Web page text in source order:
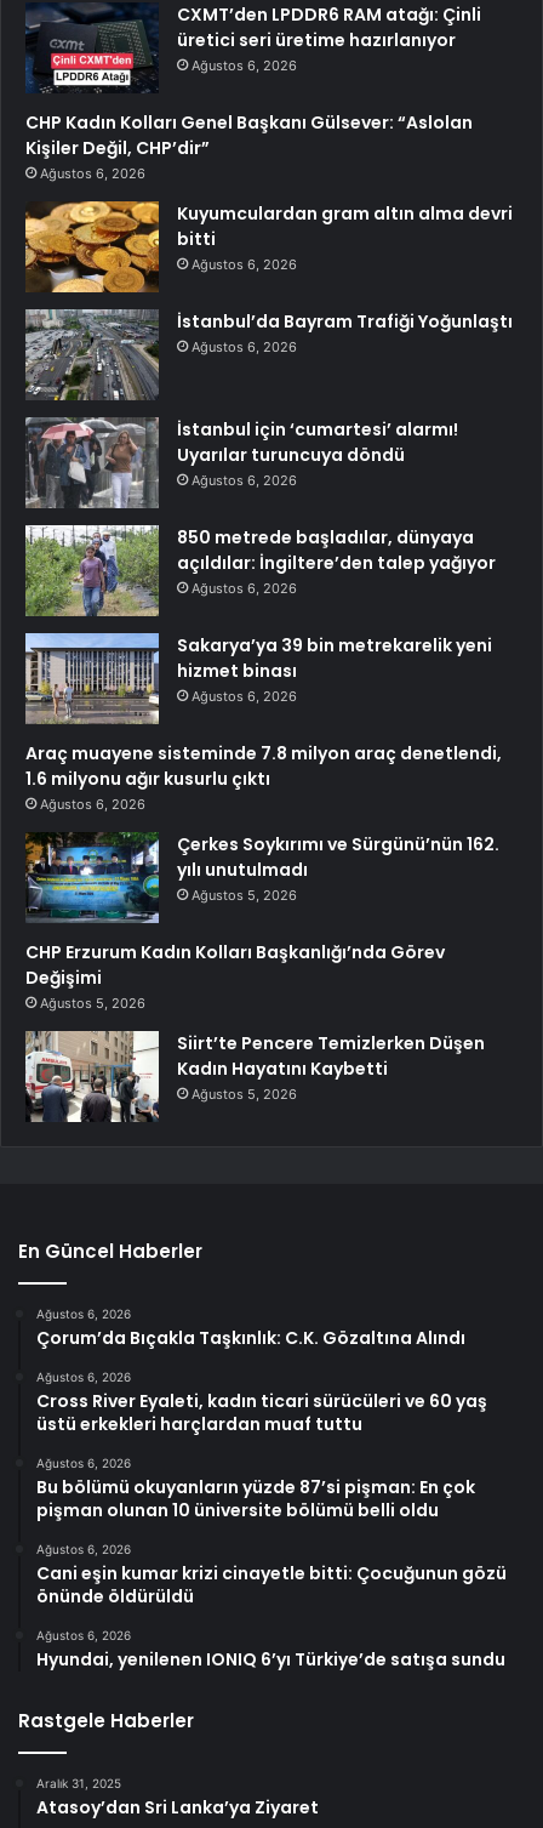
CXMT’den LPDDR6 RAM atağı: Çinli
üretici seri üretime hazırlanıyor
Ağustos 6, 2026
CHP Kadın Kolları Genel Başkanı Gülsever: “Aslolan
Kişiler Değil, CHP’dir”
Ağustos 6, 2026
Kuyumculardan gram altın alma devri
bitti
Ağustos 6, 2026
İstanbul’da Bayram Trafiği Yoğunlaştı
Ağustos 6, 2026
İstanbul için ‘cumartesi’ alarmı!
Uyarılar turuncuya döndü
Ağustos 6, 2026
850 metrede başladılar, dünyaya
açıldılar: İngiltere’den talep yağıyor
Ağustos 6, 2026
Sakarya’ya 39 bin metrekarelik yeni
hizmet binası
Ağustos 6, 2026
Araç muayene sisteminde 7.8 milyon araç denetlendi,
1.6 milyonu ağır kusurlu çıktı
Ağustos 6, 2026
Çerkes Soykırımı ve Sürgünü’nün 162.
yılı unutulmadı
Ağustos 5, 2026
CHP Erzurum Kadın Kolları Başkanlığı’nda Görev
Değişimi
Ağustos 5, 2026
Siirt’te Pencere Temizlerken Düşen
Kadın Hayatını Kaybetti
Ağustos 5, 2026
En Güncel Haberler
Ağustos 6, 2026
Çorum’da Bıçakla Taşkınlık: C.K. Gözaltına Alındı
Ağustos 6, 2026
Cross River Eyaleti, kadın ticari sürücüleri ve 60 yaş
üstü erkekleri harçlardan muaf tuttu
Ağustos 6, 2026
Bu bölümü okuyanların yüzde 87’si pişman: En çok
pişman olunan 10 üniversite bölümü belli oldu
Ağustos 6, 2026
Cani eşin kumar krizi cinayetle bitti: Çocuğunun gözü
önünde öldürüldü
Ağustos 6, 2026
Hyundai, yenilenen IONIQ 6’yı Türkiye’de satışa sundu
Rastgele Haberler
Aralık 31, 2025
Atasoy’dan Sri Lanka’ya Ziyaret